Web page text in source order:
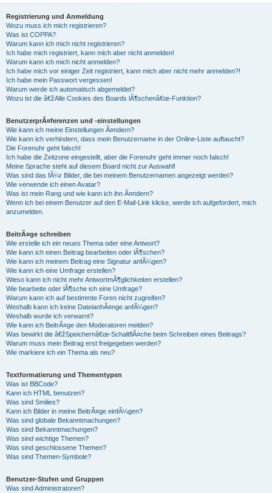
Registrierung und Anmeldung
Wozu muss ich mich registrieren?
Was ist COPPA?
Warum kann ich mich nicht registrieren?
Ich habe mich registriert, kann mich aber nicht anmelden!
Warum kann ich mich nicht anmelden?
Ich habe mich vor einiger Zeit registriert, kann mich aber nicht mehr anmelden?!
Ich habe mein Passwort vergessen!
Warum werde ich automatisch abgemeldet?
Wozu ist die â€žAlle Cookies des Boards lÃ¶schenâ€œ-Funktion?
BenutzerprÃ¤ferenzen und -einstellungen
Wie kann ich meine Einstellungen Ã¤ndern?
Wie kann ich verhindern, dass mein Benutzername in der Online-Liste auftaucht?
Die Forenuhr geht falsch!
Ich habe die Zeitzone eingestellt, aber die Forenuhr geht immer noch falsch!
Meine Sprache steht auf diesem Board nicht zur Auswahl!
Was sind das fÃ¼r Bilder, die bei meinem Benutzernamen angezeigt werden?
Wie verwende ich einen Avatar?
Was ist mein Rang und wie kann ich ihn Ã¤ndern?
Wenn ich bei einem Benutzer auf den E-Mail-Link klicke, werde ich aufgefordert, mich
anzumelden.
BeitrÃ¤ge schreiben
Wie erstelle ich ein neues Thema oder eine Antwort?
Wie kann ich einen Beitrag bearbeiten oder lÃ¶schen?
Wie kann ich meinem Beitrag eine Signatur anfÃ¼gen?
Wie kann ich eine Umfrage erstellen?
Wieso kann ich nicht mehr AntwortmÃ¶glichkeiten erstellen?
Wie bearbeite oder lÃ¶sche ich eine Umfrage?
Warum kann ich auf bestimmte Foren nicht zugreifen?
Weshalb kann ich keine DateianhÃ¤nge anfÃ¼gen?
Weshalb wurde ich verwarnt?
Wie kann ich BeitrÃ¤ge den Moderatoren melden?
Was bewirkt die â€žSpeichernâ€œ-SchaltflÃ¤che beim Schreiben eines Beitrags?
Warum muss mein Beitrag erst freigegeben werden?
Wie markiere ich ein Thema als neu?
Textformatierung und Thementypen
Was ist BBCode?
Kann ich HTML benutzen?
Was sind Smilies?
Kann ich Bilder in meine BeitrÃ¤ge einfÃ¼gen?
Was sind globale Bekanntmachungen?
Was sind Bekanntmachungen?
Was sind wichtige Themen?
Was sind geschlossene Themen?
Was sind Themen-Symbole?
Benutzer-Stufen und Gruppen
Was sind Administratoren?